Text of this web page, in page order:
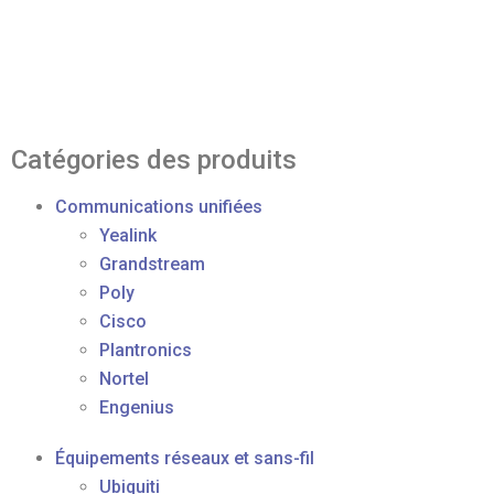
Catégories des produits
Communications unifiées
Yealink
Grandstream
Poly
Cisco
Plantronics
Nortel
Engenius
Équipements réseaux et sans-fil
Ubiquiti